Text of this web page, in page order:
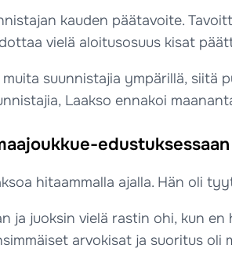
kauden päätavoite.
vielä aloitusosuus kisat
muita suunnistajia ympärillä,
Laakso ennakoi
edustuksessaan
hitaammalla ajalla. Hän oli
ja juoksin vielä rastin ohi, kun
arvokisat ja suoritus